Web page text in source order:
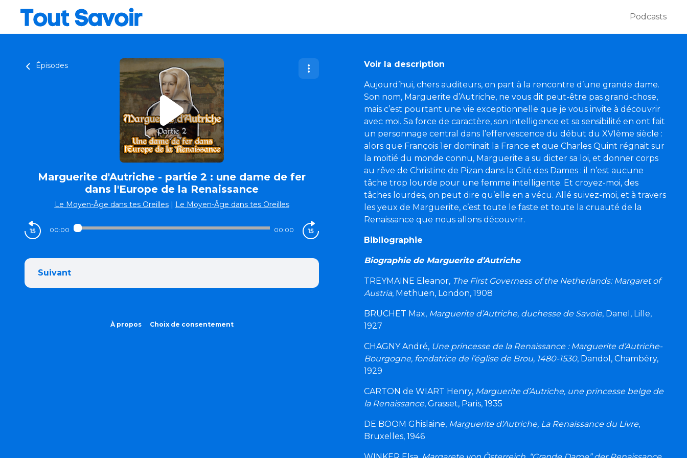
Podcasts
Épisodes
Marguerite d'Autriche - partie 2 : une dame de fer
dans l'Europe de la Renaissance
Le Moyen-Âge dans tes Oreilles | Le Moyen-Âge dans tes Oreilles
00:00 00:00
Suivant
À propos Choix de consentement
Voir la description
Aujourd’hui, chers auditeurs, on part à la rencontre d’une grande dame.
Son nom, Marguerite d’Autriche, ne vous dit peut-être pas grand-chose,
mais c’est pourtant une vie exceptionnelle que je vous invite à découvrir
avec moi. Sa force de caractère, son intelligence et sa sensibilité en ont fait
un personnage central dans l’effervescence du début du XVIème siècle :
alors que François 1er dominait la France et que Charles Quint régnait sur
la moitié du monde connu, Marguerite a su dicter sa loi, et donner corps
au rêve de Christine de Pizan dans la Cité des Dames : il n’est aucune
tâche trop lourde pour une femme intelligente. Et croyez-moi, des
tâches lourdes, on peut dire qu’elle en a vécu. Allé suivez-moi, et à travers
les yeux de Marguerite, c’est toute le faste et toute la cruauté de la
Renaissance que nous allons découvrir.
Bibliographie
Biographie de Marguerite d’Autriche
TREYMAINE Eleanor, The First Governess of the Netherlands: Margaret of
Austria, Methuen, London, 1908
BRUCHET Max, Marguerite d’Autriche, duchesse de Savoie, Danel, Lille,
1927
CHAGNY André, Une princesse de la Renaissance : Marguerite d’Autriche-
Bourgogne, fondatrice de l’église de Brou, 1480-1530, Dandol, Chambéry,
1929
CARTON de WIART Henry, Marguerite d’Autriche, une princesse belge de
la Renaissance, Grasset, Paris, 1935
DE BOOM Ghislaine, Marguerite d’Autriche, La Renaissance du Livre,
Bruxelles, 1946